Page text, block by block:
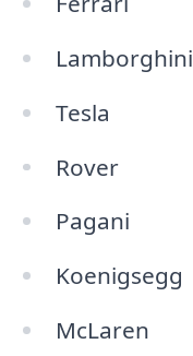
Lamborghini
Tesla
Rover
Pagani
Koenigsegg
McLaren